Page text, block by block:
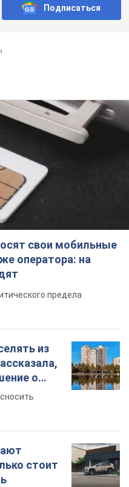
Подписаться
свои мобильные
оператора: на
предела
из
о
стоит